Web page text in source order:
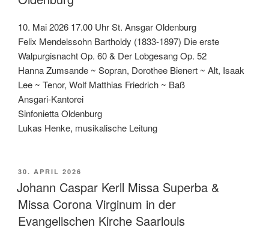
10. Mai 2026 17.00 Uhr St. Ansgar Oldenburg
Felix Mendelssohn Bartholdy (1833-1897) Die erste
Walpurgisnacht Op. 60 & Der Lobgesang Op. 52
Hanna Zumsande ~ Sopran, Dorothee Bienert ~ Alt, Isaak
Lee ~ Tenor, Wolf Matthias Friedrich ~ Baß
Ansgari-Kantorei
Sinfonietta Oldenburg
Lukas Henke, musikalische Leitung
VERÖFFENTLICHT
AM
30. APRIL 2026
Johann Caspar Kerll Missa Superba &
Missa Corona Virginum in der
Evangelischen Kirche Saarlouis